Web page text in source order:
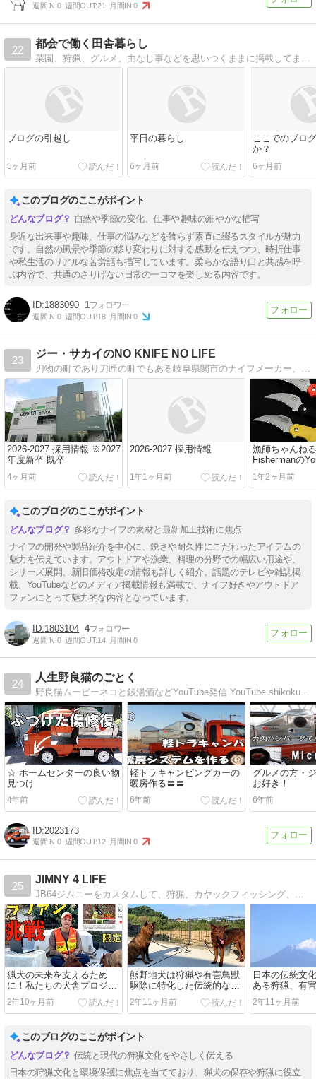
週間IN:0 週間OUT:21 月間IN:0
22
都会で働く田舎暮らし
ブログの引越し
5ヶ月前
平日の暮らし
6ヶ月前
ここでのブロ
か？
6ヶ月前
このブログのここがポイント
自然や季節の変化、仕事や趣味の細やかな描写
身近な出来事や趣味、仕事の悩みなどを飾らず素直に綴るスタイルが魅力
です。自然の風景や季節の移り変わりに対する感動を伝えつつ、時折仕事
や私生活のリアルな苦労話も描写しています。柔らかな語り口と共感を呼
ぶ内容で、共通のさりげない日常の一コマを楽しめる内容です。
1883090 1
週間IN:0 週間OUT:18 月間IN:0
23
ジー・サカイのNO KNIFE NO LIFE
刃物の町であり刀匠の町でもある岐阜県関市のナイフメーカー、ジー・サカイの公式ブログです。錆びない釣り用ナイフ、コストパフォーマンスが高い家庭用包丁で有名です。
2026-2027 採用情報 ※2027
年度新卒 既卒
4ヶ月前
2026-2027 採用情報
1年1ヶ月前
漁師ちゃんね
Fishermanの
ンネルにて弊
紹介されました
1年2ヶ月前
このブログのここがポイント
多彩なナイフの素材と最新加工技術に焦点
ナイフの開発や製品紹介を中心に、鋭さや耐久性にこだわったアイテムの
魅力を伝えています。アウトドアや漁業、料理の分野での幅広い用途や、
シリーズ展開、新旧価格改定の情報も詳しく紹介。話題のテレビや雑誌掲
載、YouTubeなどのメディア掲載情報も満載で、ナイフ好きやアウトドア
ファンにとって魅力的な内容となっています。
1803104 4
週間IN:0 週間OUT:14 月間IN:0
24
人生野良猫のごとく
野良猫ムービーネコと銭湯酒などYouTube発信 YouTube shikoku henro88 Twitter @shukokuhenro88 旅、車中泊、ネコ、銭湯、四国遍路 ライフル銃 闇の事件簿
☆ ホームセンターの良い物
見つけ
4年前
軽トラキャンピングカーの
暖房作る〓‍〓
6年前
グルメの方・
お好き！
6年前
2023173
週間IN:0 週間OUT:12 月間IN:0
25
JIMNY 4 LIFE
JB64ジムニーをカスタムして、狩猟、カヤックフィッシング、キャンプ、ドライブを死ぬ気で楽しんでます。
猟犬の未来を支えるため
に！私たちの犬舎プロジェ
クトにご協力ください！
2年10ヶ月前
熊野地犬は狩猟や有害鳥獣
駆除に特化した伝統的な猟
犬
2年11ヶ月前
日本の伝統文
ある狩猟、有
後世に繋ぐ
2年11ヶ月前
このブログのここがポイント
伝統と現代の狩猟文化をやさしく伝える
日本の狩猟文化と環境保護に焦点を当てており、猟犬の保存や狩猟に役立